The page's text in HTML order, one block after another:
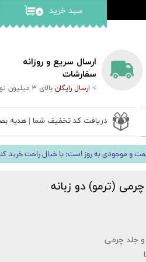
ارسال سریع و روزانه
سفارشات
> ارسال رایگانبالای 3 میلیون تومان
۰ سبد خرید
دریافت کد تخفیف شما | هدیه
و موجودی به روز است; با خیال راحت خرید
(ترمو) دو زبانه
و جلد چرمی